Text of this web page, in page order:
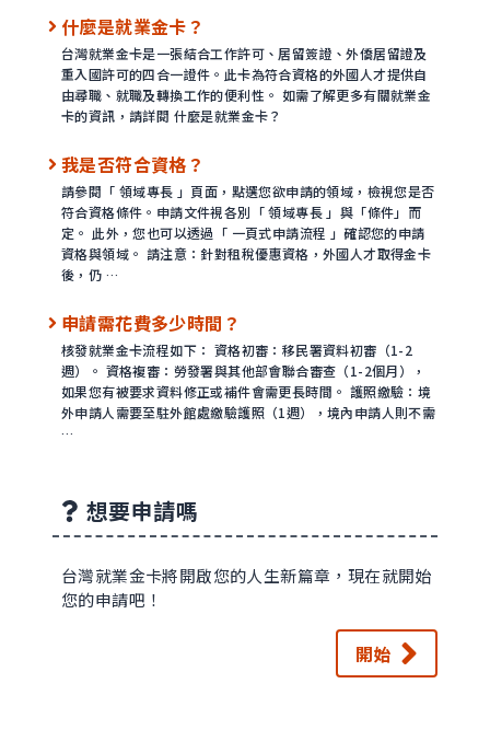
什麼是就業金卡？
台灣就業金卡是一張結合工作許可、居留簽證、外僑居留證及
重入國許可的四合一證件。此卡為符合資格的外國人才提供自
由尋職、就職及轉換工作的便利性。 如需了解更多有關就業金
卡的資訊，請詳閱 什麼是就業金卡？
我是否符合資格？
請參閱「 領域專長 」頁面，點選您欲申請的領域，檢視您是否
符合資格條件。申請文件視各別「 領域專長 」與「條件」而
定。 此外，您也可以透過「 一頁式申請流程 」確認您的申請
資格與領域。 請注意：針對租稅優惠資格，外國人才取得金卡
後，仍 …
申請需花費多少時間？
核發就業金卡流程如下： 資格初審：移民署資料初審（1-2
週）。 資格複審：勞發署與其他部會聯合審查（1-2個月），
如果您有被要求資料修正或補件會需更長時間。 護照繳驗：境
外申請人需要至駐外館處繳驗護照（1週），境內申請人則不需
…
想要申請嗎
台灣就業金卡將開啟您的人生新篇章，現在就開始
您的申請吧！
開始